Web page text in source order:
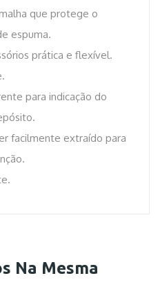
que protege o
espuma.
prática e flexível.
para indicação do
facilmente extraído para
Na Mesma